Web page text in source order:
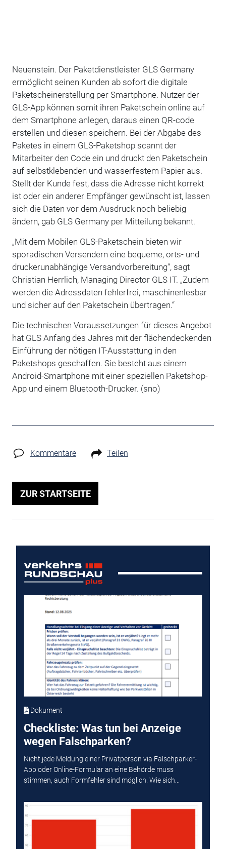
Neuenstein. Der Paketdienstleister GLS Germany
ermöglicht seinen Kunden ab sofort die digitale
Paketscheinerstellung per Smartphone. Nutzer der
GLS-App können somit ihren Paketschein online auf
dem Smartphone anlegen, daraus einen QR-code
erstellen und diesen speichern. Bei der Abgabe des
Paketes in einem GLS-Paketshop scannt der
Mitarbeiter den Code ein und druckt den Paketschein
auf selbstklebenden und wasserfestem Papier aus.
Stellt der Kunde fest, dass die Adresse nicht korrekt
ist oder ein anderer Empfänger gewünscht ist, lassen
sich die Daten vor dem Ausdruck noch beliebig
ändern, gab GLS Germany per Mitteilung bekannt.
„Mit dem Mobilen GLS-Paketschein bieten wir
sporadischen Versendern eine bequeme, orts- und
druckerunabhängige Versandvorbereitung“, sagt
Christian Herrlich, Managing Director GLS IT. „Zudem
werden die Adressdaten fehlerfrei, maschinenlesbar
und sicher auf den Paketschein übertragen.“
Die technischen Voraussetzungen für dieses Angebot
hat GLS Anfang des Jahres mit der flächendeckenden
Einführung der nötigen IT-Ausstattung in den
Paketshops geschaffen. Sie besteht aus einem
Android-Smartphone mit einer speziellen Paketshop-
App und einem Bluetooth-Drucker. (sno)
Kommentare Teilen
ZUR STARTSEITE
Dokument
Checkliste: Was tun bei Anzeige
wegen Falschparken?
Nicht jede Meldung einer Privatperson via Falschparker-
App oder Online-Formular an eine Behörde muss
stimmen, auch Formfehler sind möglich. Wie sich...